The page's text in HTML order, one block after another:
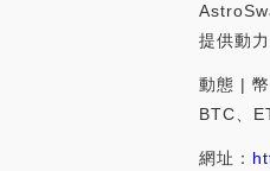
提供動
動態 |
BTC、
網址：